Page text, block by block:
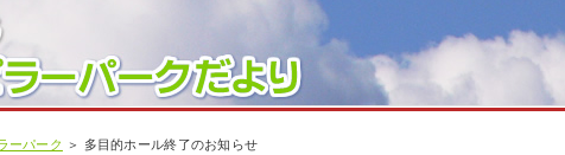
ーパーク ＞ 多目的ホール終了のお知らせ